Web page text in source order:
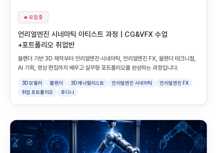
🔥 모집 중
언리얼엔진 시네마틱 아티스트 과정 | CG&VFX 수업
+포트폴리오 취업반
블렌더 기반 3D 제작부터 언리얼엔진·시네마틱, 언리얼엔진 FX, 블랜더 테크니컬,
AI 기획, 영상 편집까지 배우고 실무형 포트폴리오를 완성하는 과정입니다.
3D 모델러 블렌더 3D 제너럴리스트 언리얼엔진 시네마틱
언리얼엔진 FX
취업 포트폴리오
후디니